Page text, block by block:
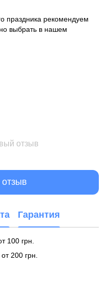
праздника рекомендуем
выбрать в нашем
отзыв
Гарантия
100 грн.
200 грн.